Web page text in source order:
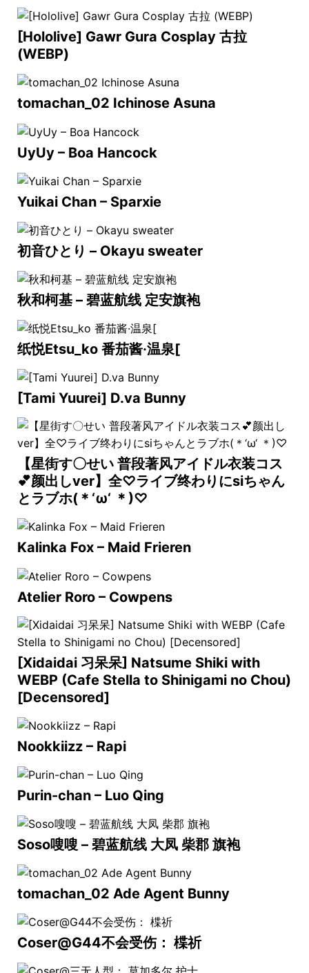
[Hololive] Gawr Gura Cosplay 古拉
(WEBP)
tomachan_02 Ichinose Asuna
UyUy – Boa Hancock
Yuikai Chan – Sparxie
初音ひとり – Okayu sweater
秋和柯基 – 碧蓝航线 定安旗袍
纸悦Etsu_ko 番茄酱·温泉[
[Tami Yuurei] D.va Bunny
【星街す〇せい 普段著风アイドル衣装コス
💕颜出しver】全♡ライブ终わりにsiちゃん
とラブホ(＊‘ω‘ ＊)♡
Kalinka Fox – Maid Frieren
Atelier Roro – Cowpens
[Xidaidai 习呆呆] Natsume Shiki with
WEBP (Cafe Stella to Shinigami no Chou)
[Decensored]
Nookkiizz – Rapi
Purin-chan – Luo Qing
Soso嗖嗖 – 碧蓝航线 大凤 柴郡 旗袍
tomachan_02 Ade Agent Bunny
Coser@G44不会受伤： 楪祈